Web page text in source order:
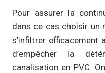
Pour assurer la
dans ce cas choisir un
s’infiltrer efficacement
d’empêcher la
canalisation en PVC.